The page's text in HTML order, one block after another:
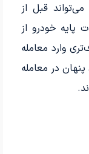
قبل از
پایه خودرو از
وارد معامله
در معامله